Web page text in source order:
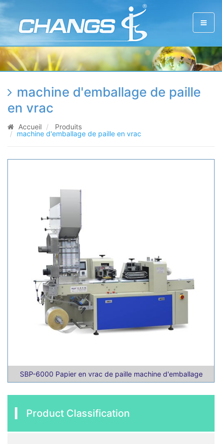
machine d'emballage de paille
en vrac
Accueil
Produits
machine d'emballage de paille en vrac
SBP-6000 Papier en vrac de paille machine d'emballage
Product Classification